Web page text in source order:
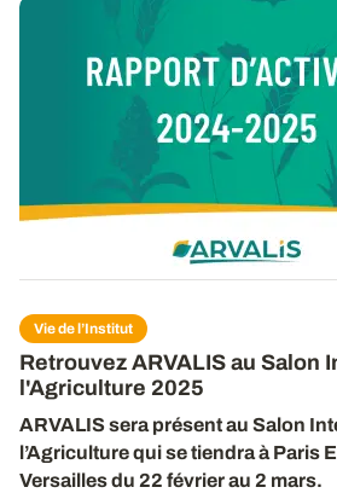
Rapport d’activité 2024-2025
Retrouvez un panorama des
d’ARVALIS pour la période 2024-
rapport d’activité de l’institut. 40
Vie de l’Institut
Retrouvez ARVALIS au Salon
l'Agriculture 2025
ARVALIS sera présentau Salon
l’Agriculture qui se tiendra à Paris
Versailles du 22 février au 2 mars.